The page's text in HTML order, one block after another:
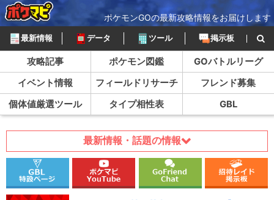
ポケモンGOの最新攻略情報をお届けします
最新情報 データ ツール 掲示板
攻略記事 ポケモン図鑑
GOバトルリーグ
イベント情報
フィールドリサーチ
フレンド募集
個体値厳選ツール
タイプ相性表 GBL
最新情報・話題の情報